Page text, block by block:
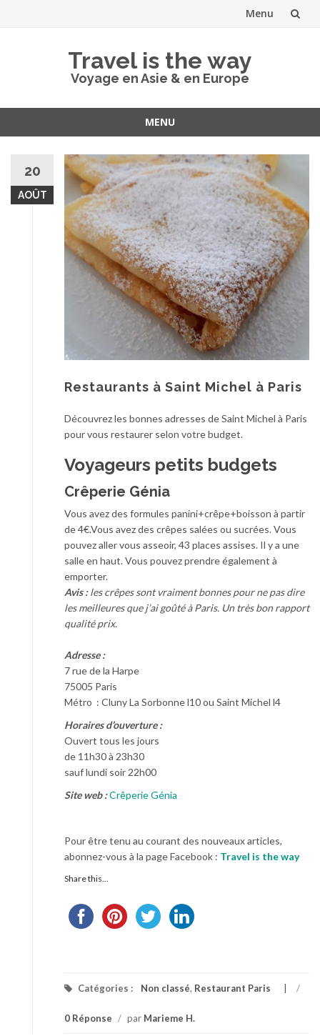
Menu
Travel is the way
Voyage en Asie & en Europe
MENU
contenu
20
AOÛT
Restaurants à Saint Michel à Paris
Découvrez les bonnes adresses de Saint Michel à Paris
pour vous restaurer selon votre budget.
Voyageurs petits budgets
Crêperie Génia
Vous avez des formules panini+crêpe+boisson à partir
de 4€.Vous avez des crêpes salées ou sucrées. Vous
pouvez aller vous asseoir, 43 places assises. Il y a une
salle en haut. Vous pouvez prendre également à
emporter.
Avis :les crêpes sont vraiment bonnes pour ne pas dire
les meilleures que j’ai goûté à Paris. Un très bon rapport
qualité prix.
Adresse :
7 rue de la Harpe
75005 Paris
Métro : Cluny La Sorbonne l10 ou Saint Michel l4
Horaires d’ouverture :
Ouvert tous les jours
de 11h30 à 23h30
sauf lundi soir 22h00
Site web :Crêperie Génia
Pour être tenu au courant des nouveaux articles,
abonnez-vous à la page Facebook : Travel is the way
Share this...
Catégories : Non classé, Restaurant Paris /
0 Réponse / par Marieme H.